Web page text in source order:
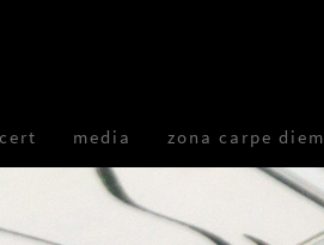
media zona carpe diem